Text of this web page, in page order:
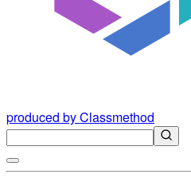
produced by Classmethod